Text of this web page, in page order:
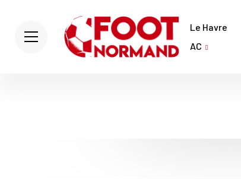
Le Havre
AC